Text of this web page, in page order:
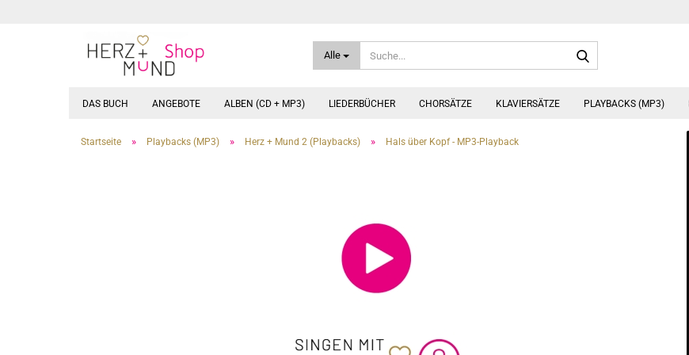
Alle
DAS BUCH ANGEBOTE ALBEN (CD + MP3) LIEDERBÜCHER CHORSÄTZE KLAVIERSÄTZE PLAYBACKS (MP3)
Startseite » Playbacks (MP3) » Herz + Mund 2 (Playbacks) » Hals über Kopf - MP3-Playback